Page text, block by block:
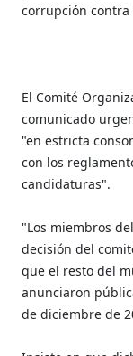
corrupción contra
El Comité
comunicado
"en estricta
con los
candidaturas".
"Los miembros
decisión del
que el resto del
anunciaron
de diciembre de